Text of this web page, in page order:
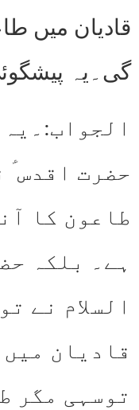
قادیان میں
گی۔یہ
حضرت اقدس
طاعون کا
ہے۔ بلکہ
السلام نے
قادیان
توسہی مگر